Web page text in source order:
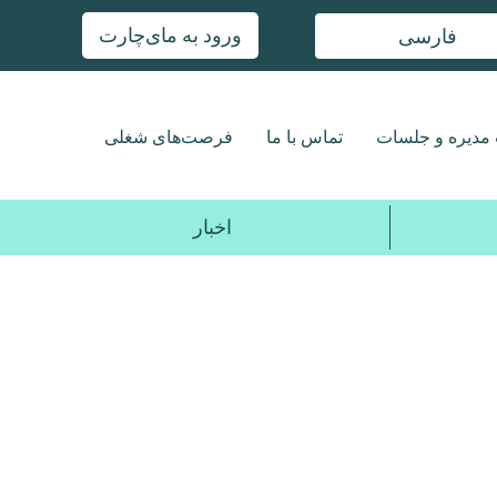
فارسی ورود به مای‌چارت
مدیره و جلسات تماس با ما فرصت‌های شغلی
اخبار